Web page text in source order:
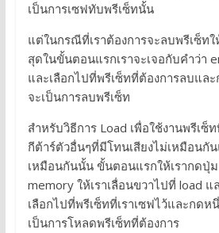
เป็นการเซฟทับพรีเซ็ทนั้น
แต่ในกรณีที่เราต้องการจะลบพรีเซ็ท
สุดในขั้นตอนแรกเราจะเจอกับคำว่า
และเลือกไปที่พรีเซ็ทที่ต้องการลบแล
จะเป็นการลบพรีเซ็ท
สำหรับวิธีการ Load เพื่อใช้งานพรีเซ็
กีต้าร์ตัวอื่นๆที่มีโทนเสียงไม่เหมือนกั
เหมือนกันนั้น ขั้นตอนแรกให้เรากดปุ่
memory ให้เราเลื่อนขวาไปที่ load
เลือกไปที่พรีเซ็ทที่เราเซฟไว้และกดห
เป็นการโหลดพรีเซ็ทที่ต้องการ